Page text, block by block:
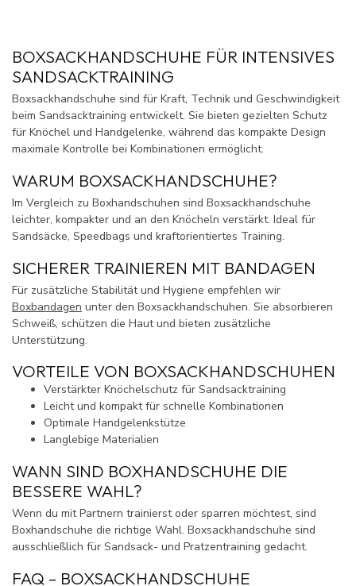
BOXSACKHANDSCHUHE FÜR INTENSIVES
SANDSACKTRAINING
Boxsackhandschuhe sind für Kraft, Technik und Geschwindigkeit
beim Sandsacktraining entwickelt. Sie bieten gezielten Schutz
für Knöchel und Handgelenke, während das kompakte Design
maximale Kontrolle bei Kombinationen ermöglicht.
WARUM BOXSACKHANDSCHUHE?
Im Vergleich zu Boxhandschuhen sind Boxsackhandschuhe
leichter, kompakter und an den Knöcheln verstärkt. Ideal für
Sandsäcke, Speedbags und kraftorientiertes Training.
SICHERER TRAINIEREN MIT BANDAGEN
Für zusätzliche Stabilität und Hygiene empfehlen wir
Boxbandagen unter den Boxsackhandschuhen. Sie absorbieren
Schweiß, schützen die Haut und bieten zusätzliche
Unterstützung.
VORTEILE VON BOXSACKHANDSCHUHEN
Verstärkter Knöchelschutz für Sandsacktraining
Leicht und kompakt für schnelle Kombinationen
Optimale Handgelenkstütze
Langlebige Materialien
WANN SIND BOXHANDSCHUHE DIE
BESSERE WAHL?
Wenn du mit Partnern trainierst oder sparren möchtest, sind
Boxhandschuhe die richtige Wahl. Boxsackhandschuhe sind
ausschließlich für Sandsack- und Pratzentraining gedacht.
FAQ – BOXSACKHANDSCHUHE